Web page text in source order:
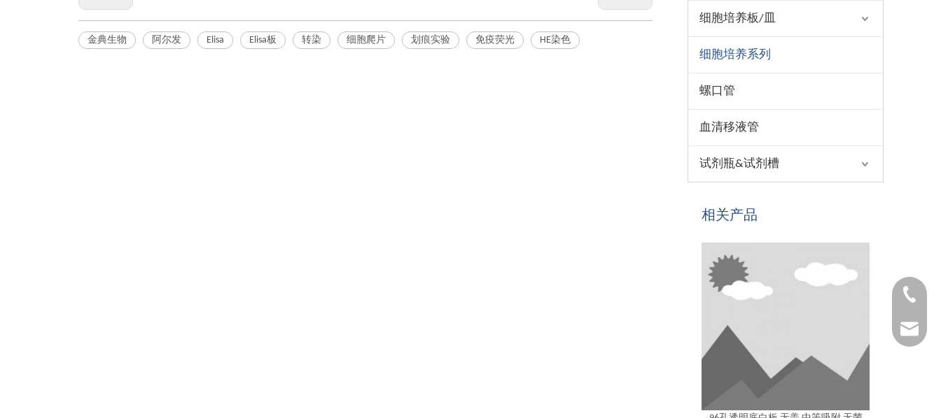
金典生物 阿尔发 Elisa Elisa板 转染 细胞爬片 划痕实验 免疫荧光 HE染色
细胞培养板/皿
细胞培养系列
螺口管
血清移液管
试剂瓶&试剂槽
相关产品